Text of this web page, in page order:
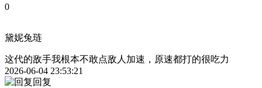
0
黛妮兔琏
这代的敌手我根本不敢点敌人加速，原速都打的很吃力
2026-06-04 23:53:21
回复